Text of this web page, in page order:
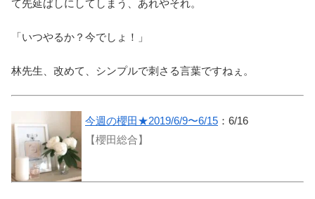
て先延ばしにしてしまう、あれやそれ。
「いつやるか？今でしょ！」
林先生、改めて、シンプルで刺さる言葉ですねぇ。
今週の櫻田★2019/6/9〜6/15 ：6/16
【櫻田総合】